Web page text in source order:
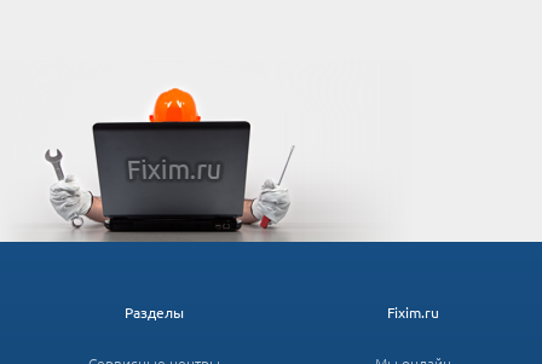
Fixim.ru
Разделы